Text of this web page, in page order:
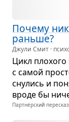
Почему
раньше?
Джули Смит ·
Цикл
с самой
сну­лись и
вроде бы
Партнёрский пересказ